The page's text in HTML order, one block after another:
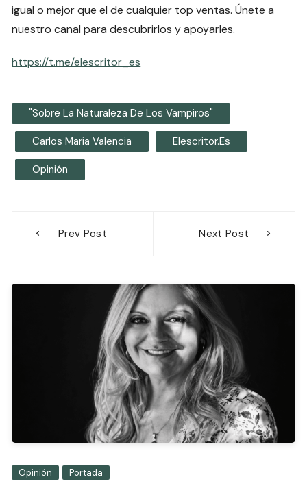
igual o mejor que el de cualquier top ventas. Únete a
nuestro canal para descubrirlos y apoyarles.
https://t.me/elescritor_es
"Sobre La Naturaleza De Los Vampiros"
Carlos María Valencia Elescritor.es
Opinión
Prev Post Next Post
Opinión Portada